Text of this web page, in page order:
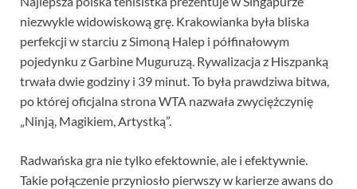
niezwykle widowiskową grę. Krakowianka była bliska
perfekcji w starciu z Simoną Halep i półfinałowym
pojedynku z Garbine Muguruzą. Rywalizacja z Hiszpanką
trwała dwie godziny i 39 minut. To była prawdziwa bitwa,
po której oficjalna strona WTA nazwała zwyciężczynię
„Ninją, Magikiem, Artystką”.
Radwańska gra nie tylko efektownie, ale i efektywnie.
Takie połączenie przyniosło pierwszy w karierze awans do